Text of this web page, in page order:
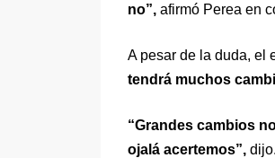
no”, afirmó Perea en
A pesar de la duda, el
tendrá muchos
“Grandes cambios
ojalá acertemos”, dijo.